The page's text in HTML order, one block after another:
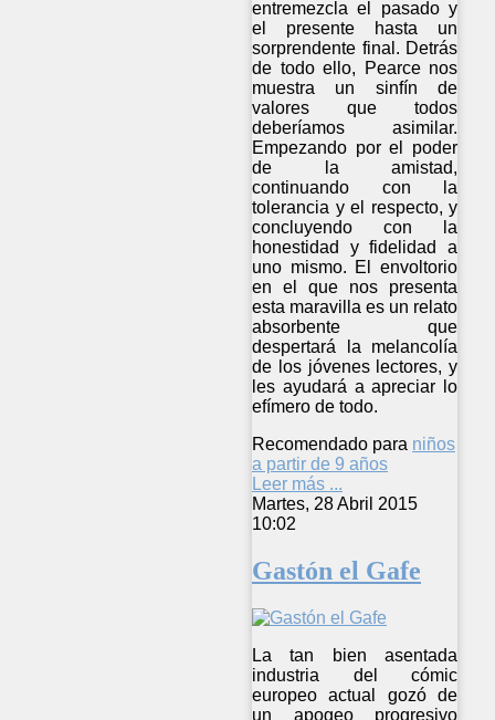
entremezcla el pasado y
el presente hasta un
sorprendente final. Detrás
de todo ello, Pearce nos
muestra un sinfín de
valores que todos
deberíamos asimilar.
Empezando por el poder
de la amistad,
continuando con la
tolerancia y el respecto, y
concluyendo con la
honestidad y fidelidad a
uno mismo. El envoltorio
en el que nos presenta
esta maravilla es un relato
absorbente que
despertará la melancolía
de los jóvenes lectores, y
les ayudará a apreciar lo
efímero de todo.
Recomendado para niños
a partir de 9 años
Leer más ...
Martes, 28 Abril 2015
10:02
Gastón el Gafe
La tan bien asentada
industria del cómic
europeo actual gozó de
un apogeo progresivo